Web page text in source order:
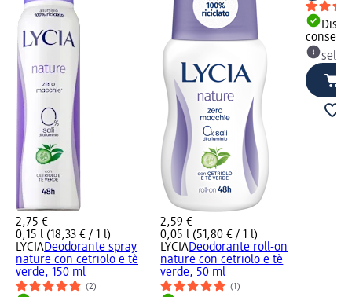
2,75 €
0,15 l (18,33 € / 1 l)
LYCIADeodorante spray
nature con cetriolo e tè
verde, 150 ml
(2)
2,59 €
0,05 l (51,80 € / 1 l)
LYCIADeodorante roll-on
nature con cetriolo e tè
verde, 50 ml
(1)